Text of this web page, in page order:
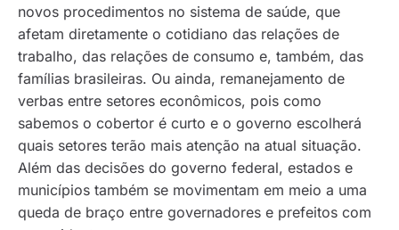
novos procedimentos no sistema de saúde, que
afetam diretamente o cotidiano das relações de
trabalho, das relações de consumo e, também, das
famílias brasileiras. Ou ainda, remanejamento de
verbas entre setores econômicos, pois como
sabemos o cobertor é curto e o governo escolherá
quais setores terão mais atenção na atual situação.
Além das decisões do governo federal, estados e
municípios também se movimentam em meio a uma
queda de braço entre governadores e prefeitos com